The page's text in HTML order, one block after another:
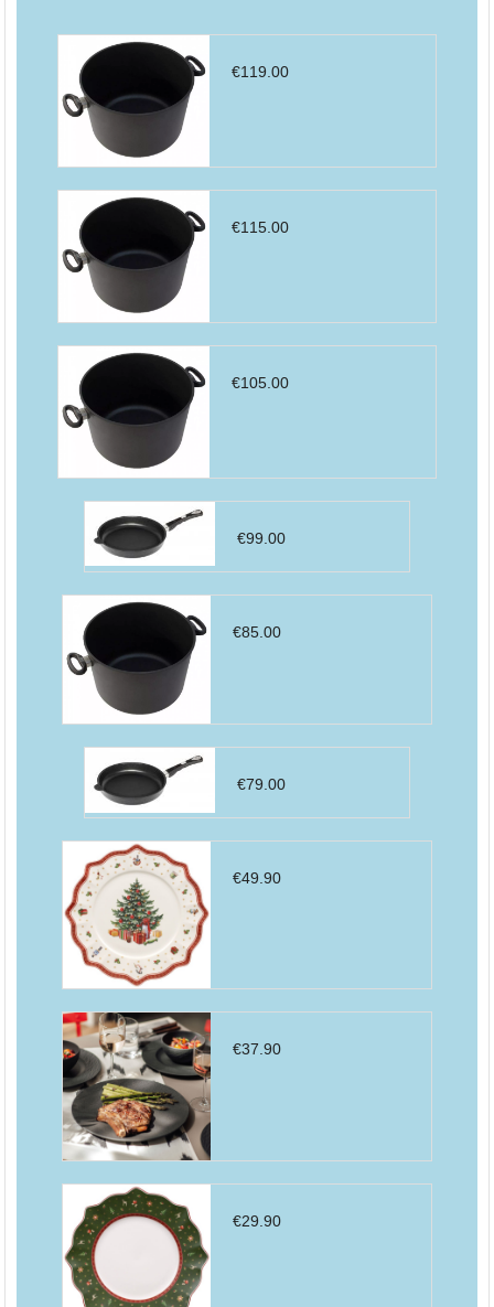
€119.00
€115.00
€105.00
€99.00
€85.00
€79.00
€49.90
€37.90
€29.90